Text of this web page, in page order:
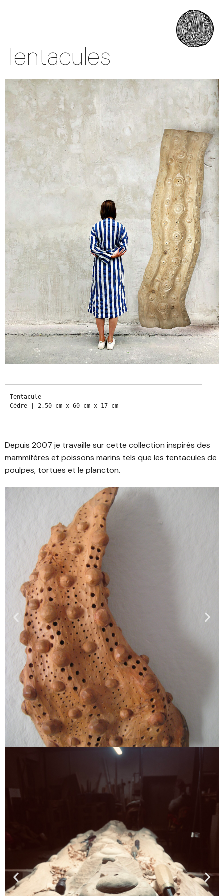
Tentacules
Tentacule
Cèdre | 2,50 cm x 60 cm x 17 cm
Depuis 2007 je travaille sur cette collection inspirés des
mammifères et poissons marins tels que les tentacules de
poulpes, tortues et le plancton.